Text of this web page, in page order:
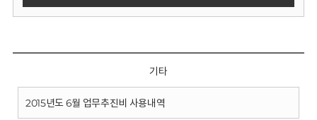
기타
2015년도 6월 업무추진비 사용내역